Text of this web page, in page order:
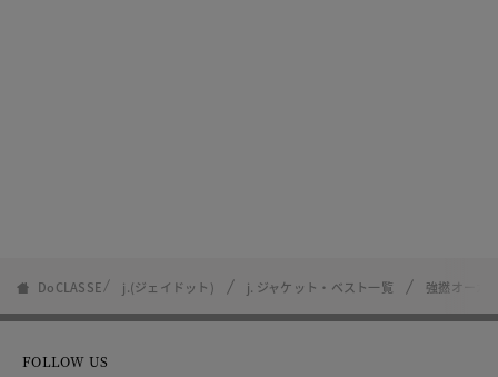
DoCLASSE j.(ジェイドット) j. ジャケット・ベスト一覧 強撚オーガ
FOLLOW US